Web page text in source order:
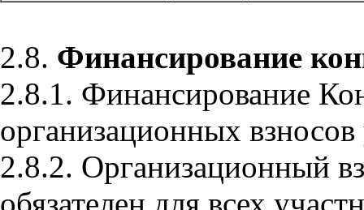
2.8. Финансирование
2.8.1. Финансирование
организационных взносов
2.8.2. Организационный